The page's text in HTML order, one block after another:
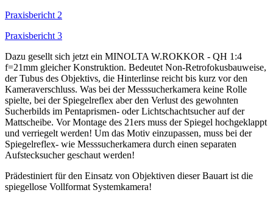
Praxisbericht 2
Praxisbericht 3
Dazu gesellt sich jetzt ein MINOLTA W.ROKKOR - QH 1:4
f=21mm gleicher Konstruktion. Bedeutet Non-Retrofokusbauweise,
der Tubus des Objektivs, die Hinterlinse reicht bis kurz vor den
Kameraverschluss. Was bei der Messsucherkamera keine Rolle
spielte, bei der Spiegelreflex aber den Verlust des gewohnten
Sucherbilds im Pentaprismen- oder Lichtschachtsucher auf der
Mattscheibe. Vor Montage des 21ers muss der Spiegel hochgeklappt
und verriegelt werden! Um das Motiv einzupassen, muss bei der
Spiegelreflex- wie Messsucherkamera durch einen separaten
Aufstecksucher geschaut werden!
Prädestiniert für den Einsatz von Objektiven dieser Bauart ist die
spiegellose Vollformat Systemkamera!